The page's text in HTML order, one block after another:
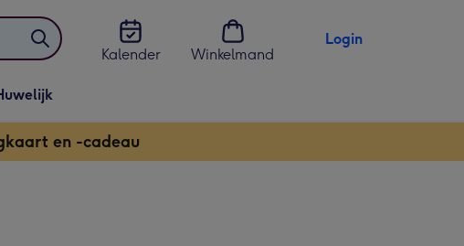
Kalender
Winkelmand
Login
openen
en -cadeau